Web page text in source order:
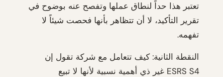
تعتبر هذا حداً لنطاق عملها وتفصح عنه بوضوح في
تقرير التأكيد، لا أن تتظاهر بأنها فحصت شيئاً لا
تفهمه.
النقطة الثانية: كيف تتعامل مع شركة تقول إن
ESRS S4 غير ذي أهمية نسبية لأنها لا تبيع